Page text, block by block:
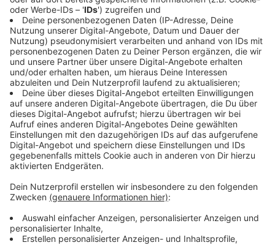
Anbietern hat gezeigt, dass sich die Preise für die
Ladeboxen stark unterscheiden - zum Teil um mehrere
Tausend Euro. Der Preis hängt dabei auch immer von
den Gegebenheiten vor Ort ab. Bei der konkreten
Planung des Einbaus der Ladeboxen sollte man sich im
Vorfeld unbedingt mit den weiteren Eigentümern und
Mietern absprechen, um die gesamte Tiefgarage für
das E-Laden vorzubereiten. Ansonsten könnten später
noch weitere Kosten anfallen. Wer eine solche
Ladebox haben möchte sollte auch nicht zu lange
warten. Der ADAC erwartet, dass die Preise für das
Material und die Installation bald steigen könnten.
Anzeige
Weitere Infos und Links zum Thema